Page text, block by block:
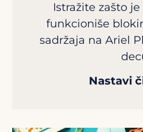
Istražite zašto
funkcioniše
sadržaja na Ariel
Nastavi